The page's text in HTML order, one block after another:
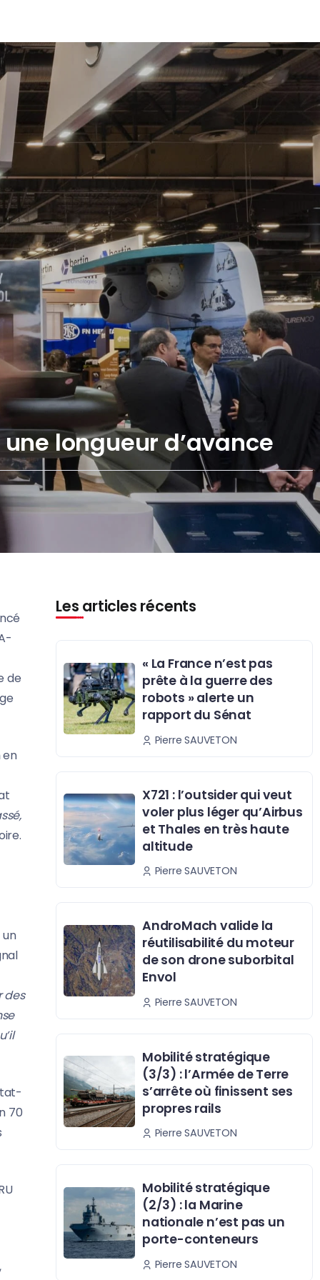
une longueur d’avance
de
en
des
70
Les articles récents
« La France n’est pas
prête à la guerre des
robots » alerte un
rapport du Sénat
Pierre SAUVETON
X721 : l’outsider qui veut
voler plus léger qu’Airbus
et Thales en très haute
altitude
Pierre SAUVETON
AndroMach valide la
réutilisabilité du moteur
de son drone suborbital
Envol
Pierre SAUVETON
Mobilité stratégique
(3/3) : l’Armée de Terre
s’arrête où finissent ses
propres rails
Pierre SAUVETON
Mobilité stratégique
(2/3) : la Marine
nationale n’est pas un
porte-conteneurs
Pierre SAUVETON